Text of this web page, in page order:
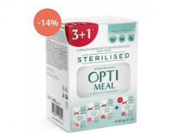
-14%